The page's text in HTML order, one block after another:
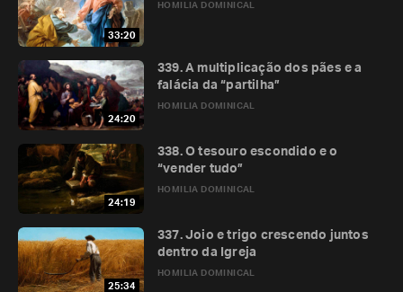
33:20
HOMILIA DOMINICAL
24:20
HOMILIA DOMINICAL
339. A multiplicação dos pães e a
falácia da “partilha”
24:19
HOMILIA DOMINICAL
338. O tesouro escondido e o
“vender tudo”
25:34
HOMILIA DOMINICAL
337. Joio e trigo crescendo juntos
dentro da Igreja